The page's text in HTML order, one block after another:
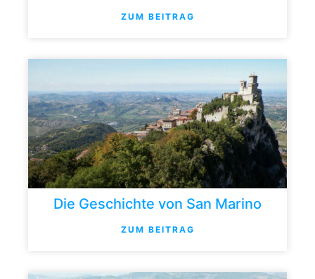
ZUM BEITRAG
Die Geschichte von San Marino
ZUM BEITRAG